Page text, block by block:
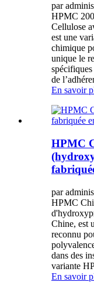
par
HPMC
Cellulose
est une
chimique
unique le
de
En savoir
HPMC
par
HPMC
Chine, est
reconnu
dans des
variante
En savoir